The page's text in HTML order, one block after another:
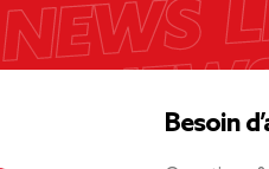
Besoin